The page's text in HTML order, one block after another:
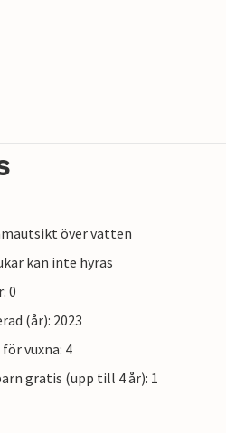
över vatten
kan inte hyras
0
(år): 2023
vuxna: 4
gratis (upp till 4 år): 1